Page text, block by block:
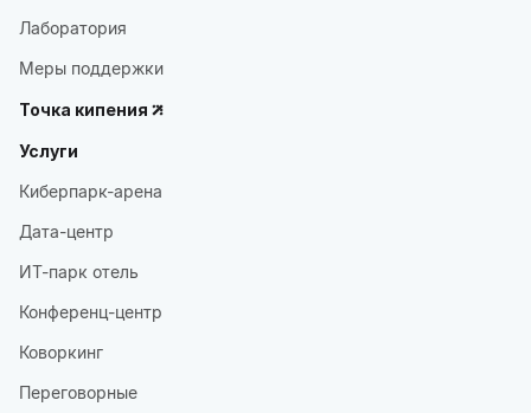
Лаборатория
Меры поддержки
Точка кипения
Услуги
Киберпарк-арена
Дата-центр
ИТ-парк отель
Конференц-центр
Коворкинг
Переговорные